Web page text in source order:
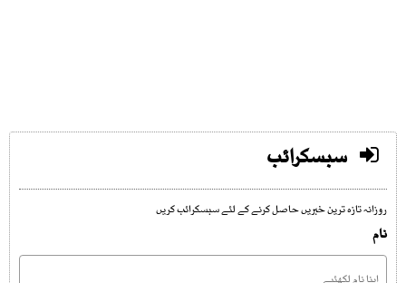
سبسکرائب
روزانہ تازہ ترین خبریں حاصل کرنے کے لئے سبسکرائب کریں
نام